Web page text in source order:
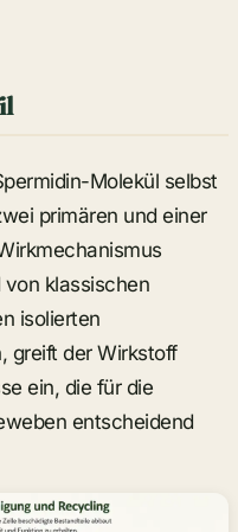
Molekül selbst
primären und einer
klassischen
isolierten
greift der Wirkstoff
ein, die für die
entscheidend